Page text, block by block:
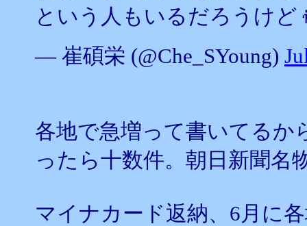
という人もいるだろうけど
— 崔碩栄 (@Che_SYoung)
各地で急増って書いてるか
ったら十数件。朝日新聞名
マイナカード返納、6月に